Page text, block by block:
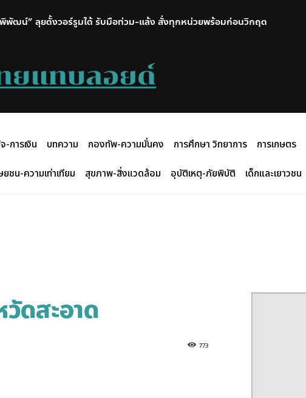
พัฒน์” ลุยตั้งวอร์รูมใต้ รับมือท่วม-แล้ง สั่งทุกหน่วยพร้อมก่อนวิกฤต
-การเงิน บทความ กองทัพ-ความมั่นคง การศึกษา วิทยาการ การเกษตร
ชน-ความเท่าเทียม สุขภาพ-สิ่งแวดล้อม อุบัติเหตุ-ภัยพิบัติ เด็กและเยาวชน
ดสะอาด
773